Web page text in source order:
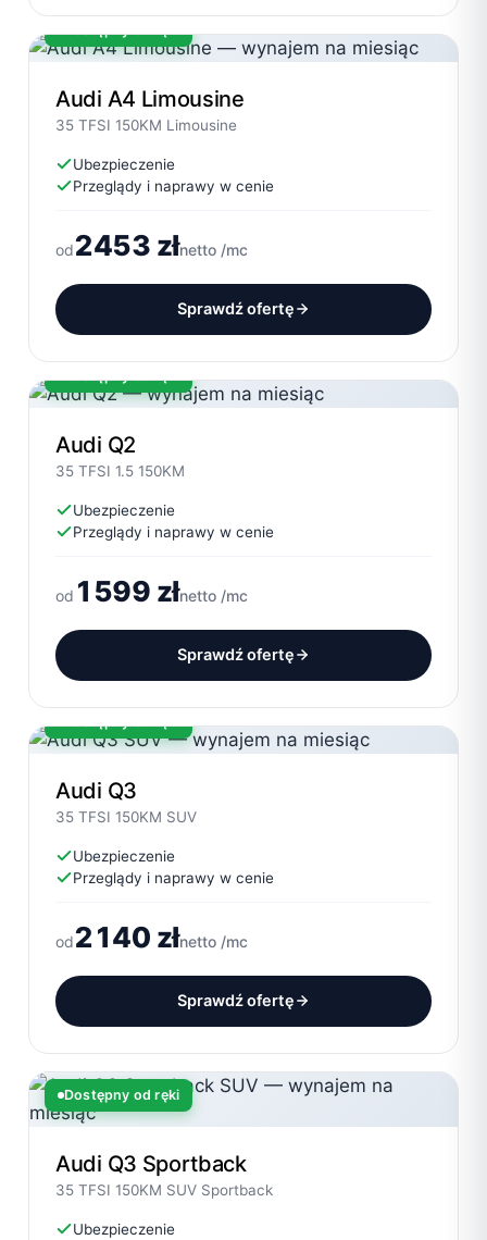
Audi A4 Limousine
35 TFSI 150KM Limousine
Ubezpieczenie
Przeglądy i naprawy w cenie
od2453 złnetto /mc
Sprawdź ofertę
Audi Q2
35 TFSI 1.5 150KM
Ubezpieczenie
Przeglądy i naprawy w cenie
od 1599 złnetto /mc
Sprawdź ofertę
Audi Q3
35 TFSI 150KM SUV
Ubezpieczenie
Przeglądy i naprawy w cenie
od2140 złnetto /mc
Sprawdź ofertę
Dostępny od ręki
Audi Q3 Sportback
35 TFSI 150KM SUV Sportback
Ubezpieczenie